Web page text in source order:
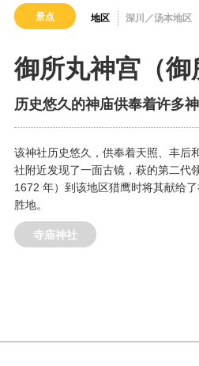
景点 地区 深川／汤本地区
御所丸神宫（御
历史悠久的神庙供奉着许多神
该神社历史悠久，供奉着天照、丰后
社附近发现了一面古镜，萩的第二代
1672 年）到该地区猎鹰时将其献给
胜地。
寺庙神社